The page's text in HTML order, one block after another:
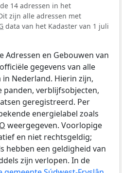
14 adressen in het
zijn alle adressen met
data van het Kadaster van 1 juli
Adressen en Gebouwen van
gegevens van alle
Nederland. Hierin zijn,
panden, verblijfsobjecten,
geregistreerd. Per
energielabel zoals
weergegeven. Voorlopige
en niet rechtsgeldig;
hebben een geldigheid van
zijn verlopen. In de